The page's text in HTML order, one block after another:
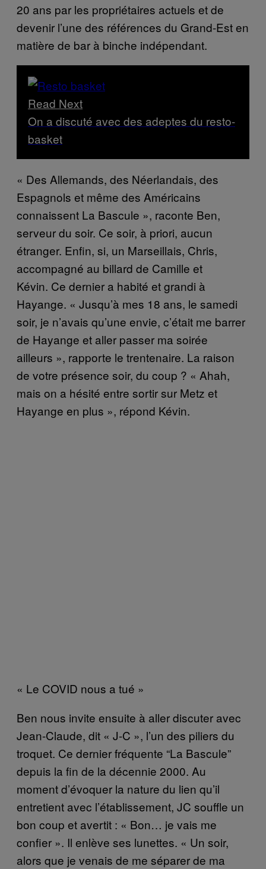
20 ans par les propriétaires actuels et de
devenir l’une des références du Grand-Est en
matière de bar à binche indépendant.
Read Next
On a discuté avec des adeptes du resto-
basket
« Des Allemands, des Néerlandais, des
Espagnols et même des Américains
connaissent La Bascule », raconte Ben,
serveur du soir. Ce soir, à priori, aucun
étranger. Enfin, si, un Marseillais, Chris,
accompagné au billard de Camille et
Kévin. Ce dernier a habité et grandi à
Hayange. « Jusqu’à mes 18 ans, le samedi
soir, je n’avais qu’une envie, c’était me barrer
de Hayange et aller passer ma soirée
ailleurs », rapporte le trentenaire. La raison
de votre présence soir, du coup ? « Ahah,
mais on a hésité entre sortir sur Metz et
Hayange en plus », répond Kévin.
« Le COVID nous a tué »
Ben nous invite ensuite à aller discuter avec
Jean-Claude, dit « J-C », l’un des piliers du
troquet. Ce dernier fréquente “La Bascule”
depuis la fin de la décennie 2000. Au
moment d’évoquer la nature du lien qu’il
entretient avec l’établissement, JC souffle un
bon coup et avertit : « Bon… je vais me
confier ». Il enlève ses lunettes. « Un soir,
alors que je venais de me séparer de ma